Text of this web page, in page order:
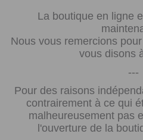
La boutique en ligne
Nous vous remercions
vous disons
---
Pour des raisons
contrairement à ce qui
malheureusement pas
l'ouverture de la